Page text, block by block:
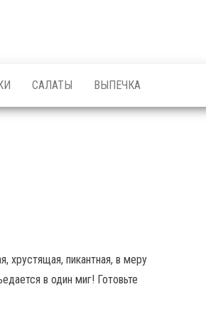
САЛАТЫ ВЫПЕЧКА
хрустящая, пикантная, в меру
в один миг! Готовьте